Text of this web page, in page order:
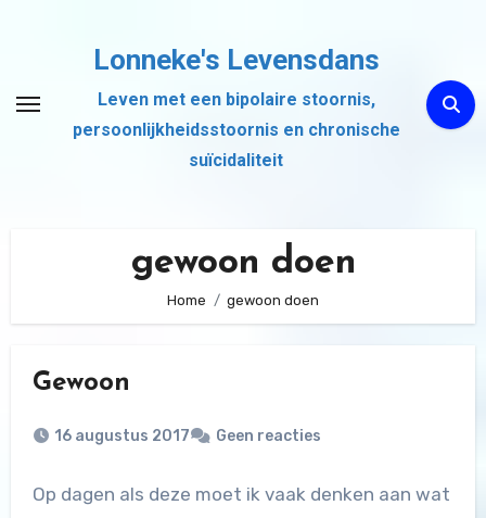
inhoud
Lonneke's Levensdans
Leven met een bipolaire stoornis,
persoonlijkheidsstoornis en chronische
suïcidaliteit
gewoon doen
Home gewoon doen
Gewoon
16 augustus 2017 Geen reacties
Op dagen als deze moet ik vaak denken aan wat